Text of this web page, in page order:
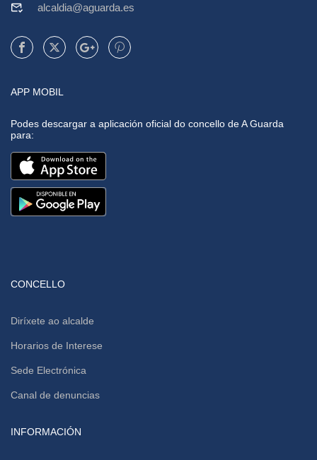
alcaldia@aguarda.es
APP MOBIL
Podes descargar a aplicación oficial do concello de A Guarda
para:
CONCELLO
Diríxete ao alcalde
Horarios de Interese
Sede Electrónica
Canal de denuncias
INFORMACIÓN